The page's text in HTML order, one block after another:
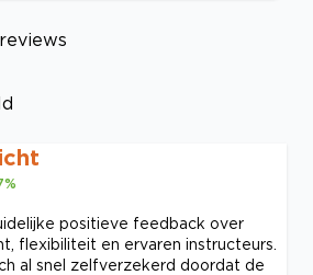
%
positieve feedback over
flexibiliteit en ervaren instructeurs.
al snel zelfverzekerd doordat de